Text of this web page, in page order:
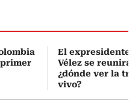
primer
El expresidente
Vélez se reunirá
¿dónde ver la
vivo?